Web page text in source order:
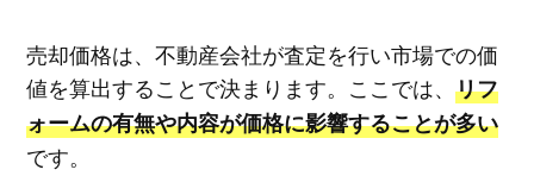
売却価格は、不動産会社が査定を行い市場での価
値を算出することで決まります。ここでは、 リフ
ォームの有無や内容が価格に影響することが多い
です。